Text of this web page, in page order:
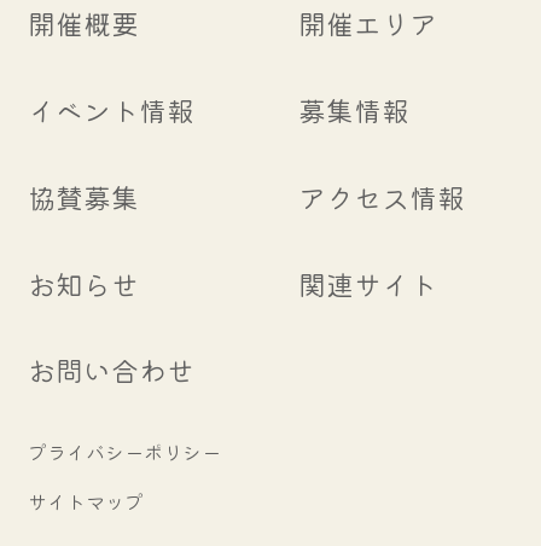
開催概要 開催エリア
イベント情報 募集情報
協賛募集 アクセス情報
お知らせ 関連サイト
お問い合わせ
プライバシーポリシー
サイトマップ